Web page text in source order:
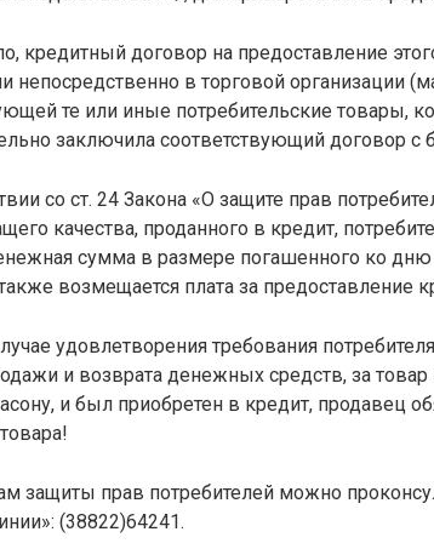
кредитный договор на предоставление
непосредственно в торговой организации
те или иные потребительские товары,
заключила соответствующий договор с
со ст. 24 Закона «О защите прав
качества, проданного в кредит,
сумма в размере погашенного ко дню
возмещается плата за предоставление
удовлетворения требования
и возврата денежных средств, за
и был приобретен в кредит, продавец
защиты прав потребителей можно
(38822)64241.